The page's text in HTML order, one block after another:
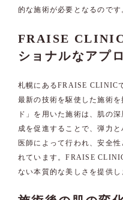
的な施術が必要となるのです
FRAISE CLINIC
ショナルなアプ
札幌にあるFRAISE CLINIC
最新の技術を駆使した施術
ド」を用いた施術は、肌の
成を促進することで、弾力
医師によって行われ、安全
れています。FRAISE
ない本質的な美しさを提供し